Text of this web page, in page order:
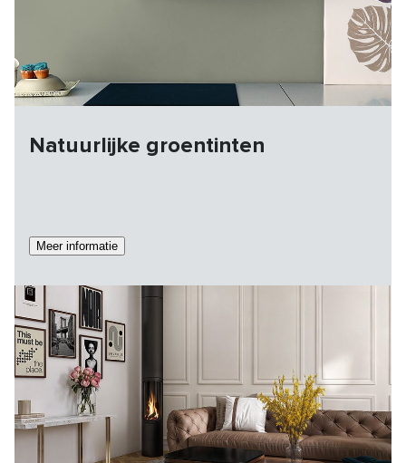
Natuurlijke groentinten
Meer informatie